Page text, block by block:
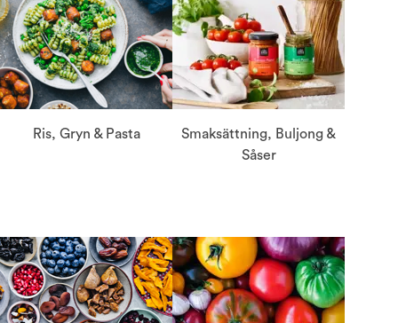
Ris, Gryn & Pasta
Smaksättning, Buljong &
Såser